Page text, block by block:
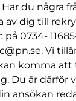
du några
av dig till
0734-
Vi
komma att
Du är därför
ansökan